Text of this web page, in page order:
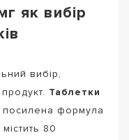
як вибір
вибір,
Таблетки
посилена формула
80